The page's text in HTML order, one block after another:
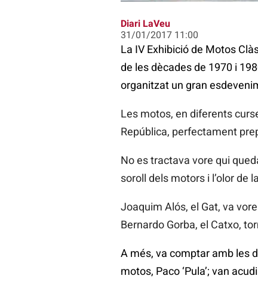
Diari LaVeu
31/01/2017 11:00
La IV Exhibició de Motos
de les dècades de 1970 i
organitzat un gran
Les motos, en diferents
República, perfectament
No es tractava vore qui
soroll dels motors i l’olor de
Joaquim Alós, el Gat, va
Bernardo Gorba, el Catxo,
A més, va comptar amb les
motos, Paco ‘Pula’; van